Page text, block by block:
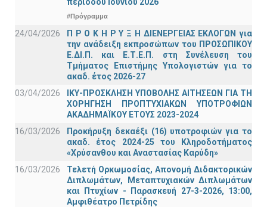
περιόδου Ιουνίου 2026
#Πρόγραμμα
24/04/2026
Π Ρ Ο Κ Η Ρ Υ Ξ Η ΔΙΕΝΕΡΓΕΙΑΣ ΕΚΛΟΓΩΝ για
την ανάδειξη εκπροσώπων του ΠΡΟΣΩΠΙΚΟΥ
Ε.ΔΙ.Π. και Ε.Τ.Ε.Π. στη Συνέλευση του
Τμήματος Επιστήμης Υπολογιστών για το
ακαδ. έτος 2026-27
03/04/2026
ΙΚΥ-ΠΡΟΣΚΛΗΣΗ ΥΠΟΒΟΛΗΣ ΑΙΤΗΣΕΩΝ ΓΙΑ ΤΗ
ΧΟΡΗΓΗΣΗ ΠΡΟΠΤΥΧΙΑΚΩΝ ΥΠΟΤΡΟΦΙΩΝ
ΑΚΑΔΗΜΑΪΚΟΥ ΕΤΟΥΣ 2023-2024
16/03/2026
Προκήρυξη δεκαέξι (16) υποτροφιών για το
ακαδ. έτος 2024-25 του Κληροδοτήματος
«Χρύσανθου και Αναστασίας Καρύδη»
16/03/2026
Τελετή Ορκωμοσίας, Απονομή Διδακτορικών
Διπλωμάτων, Μεταπτυχιακών Διπλωμάτων
και Πτυχίων - Παρασκευή 27-3-2026, 13:00,
Αμφιθέατρο Πετρίδης